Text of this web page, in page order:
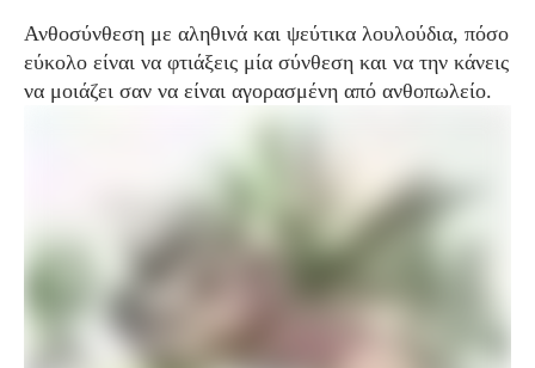
Ανθοσύνθεση με αληθινά και ψεύτικα λουλούδια, πόσο
εύκολο είναι να φτιάξεις μία σύνθεση και να την κάνεις
να μοιάζει σαν να είναι αγορασμένη από ανθοπωλείο.